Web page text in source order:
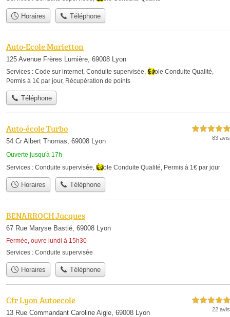
Horaires Téléphone
Auto-Ecole Marietton
125 Avenue Frères Lumière, 69008 Lyon
Services : Code sur internet Conduite supervisée École Conduite Qualité
Permis à 1€ par jour, Récupération de points
Téléphone
Auto-école Turbo
54 Cr Albert Thomas, 69008 Lyon
Ouverte jusqu'à 17h
5,0 étoiles sur 5
83 avis
Services : Conduite supervisée, École Conduite Qualité, Permis à 1€ par jour
Horaires Téléphone
BENARROCH Jacques
67 Rue Maryse Bastié, 69008 Lyon
Fermée, ouvre lundi à 15h30
Services : Conduite supervisée
Horaires Téléphone
Cfr Lyon Autoecole
13 Rue Commandant Caroline Aigle, 69008 Lyon
5,0 étoiles sur 5
22 avis